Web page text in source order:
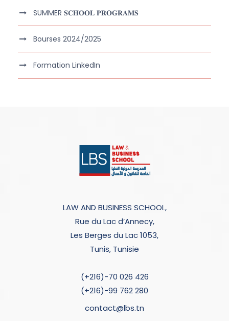
SUMMER 𝐒𝐂𝐇𝐎𝐎𝐋 𝐏𝐑𝐎𝐆𝐑𝐀𝐌𝐒
Bourses 2024/2025
Formation LinkedIn
LAW AND BUSINESS SCHOOL,
Rue du Lac d’Annecy,
Les Berges du Lac 1053,
Tunis, Tunisie
(+216)-70 026 426
(+216)-99 762 280
contact@lbs.tn